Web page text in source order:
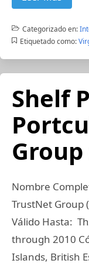
Categorizado en:
Etiquetado como:
Shelf
Nombre
TrustNet Group
Válido Hasta:
through 2010
Islands, British